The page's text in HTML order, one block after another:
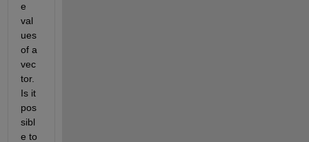
e
val
ues
of a
vec
tor.
Is it
pos
sibl
e to